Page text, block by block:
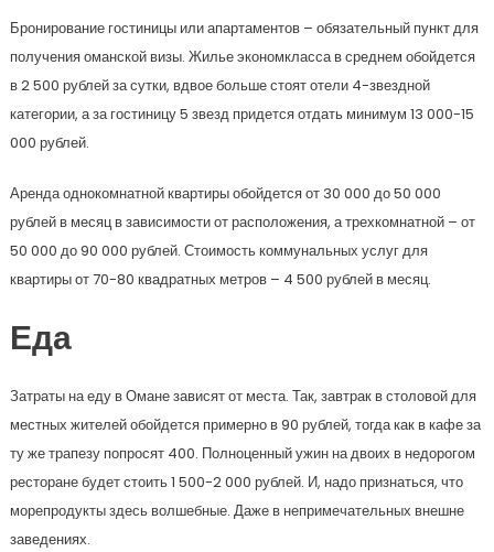
Бронирование гостиницы или апартаментов – обязательный пункт для
получения оманской визы. Жилье экономкласса в среднем обойдется
в 2 500 рублей за сутки, вдвое больше стоят отели 4-звездной
категории, а за гостиницу 5 звезд придется отдать минимум 13 000-15
000 рублей.
Аренда однокомнатной квартиры обойдется от 30 000 до 50 000
рублей в месяц в зависимости от расположения, а трехкомнатной – от
50 000 до 90 000 рублей. Стоимость коммунальных услуг для
квартиры от 70-80 квадратных метров – 4 500 рублей в месяц.
Еда
Затраты на еду в Омане зависят от места. Так, завтрак в столовой для
местных жителей обойдется примерно в 90 рублей, тогда как в кафе за
ту же трапезу попросят 400. Полноценный ужин на двоих в недорогом
ресторане будет стоить 1 500-2 000 рублей. И, надо признаться, что
морепродукты здесь волшебные. Даже в непримечательных внешне
заведениях.